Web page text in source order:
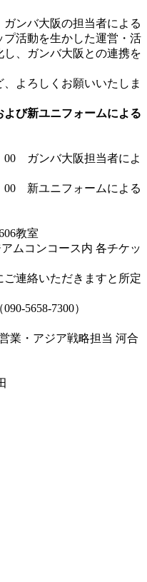
ンバ大阪の担当者による
活動を生かした運営・活
、ガンバ大阪との連携を
よろしくお願いいたしま
び新ユニフォームによる
00 ガンバ大阪担当者によ
00 新ユニフォームによる
教室
ムコンコース内 各チケッ
連絡いただきますと所定
5658-7300）
業・アジア戦略担当 河合